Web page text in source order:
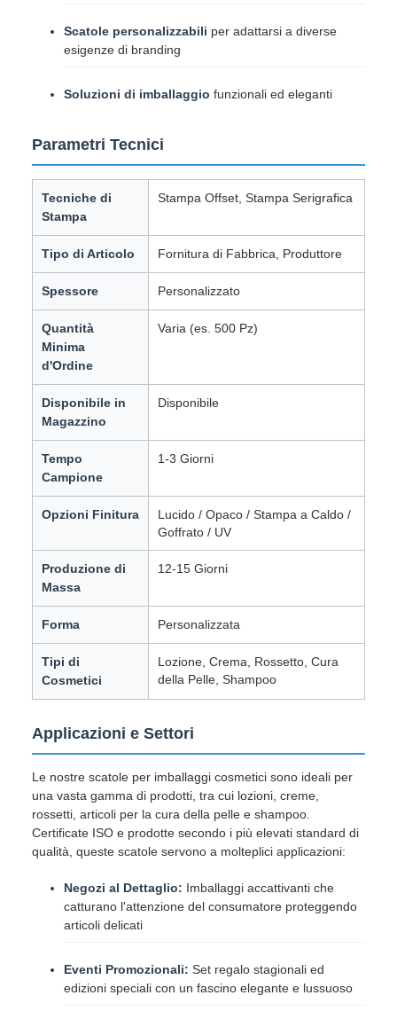
Scatole personalizzabili per adattarsi a diverse
esigenze di branding
Soluzioni di imballaggio funzionali ed eleganti
Parametri Tecnici
Tecniche di
Stampa
Stampa Offset, Stampa Serigrafica
Tipo di Articolo Fornitura di Fabbrica, Produttore
Spessore Personalizzato
Quantità
Minima
d'Ordine
Varia (es. 500 Pz)
Disponibile in
Magazzino
Disponibile
Tempo
Campione
1-3 Giorni
Opzioni Finitura
Lucido / Opaco / Stampa a Caldo /
Goffrato / UV
Produzione di
Massa
12-15 Giorni
Forma Personalizzata
Tipi di
Cosmetici
Lozione, Crema, Rossetto, Cura
della Pelle, Shampoo
Applicazioni e Settori
Le nostre scatole per imballaggi cosmetici sono ideali per
una vasta gamma di prodotti, tra cui lozioni, creme,
rossetti, articoli per la cura della pelle e shampoo.
Certificate ISO e prodotte secondo i più elevati standard di
qualità, queste scatole servono a molteplici applicazioni:
Negozi al Dettaglio: Imballaggi accattivanti che
catturano l'attenzione del consumatore proteggendo
articoli delicati
Eventi Promozionali: Set regalo stagionali ed
edizioni speciali con un fascino elegante e lussuoso